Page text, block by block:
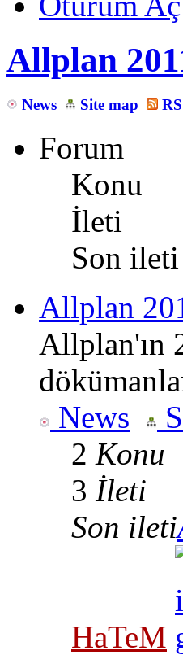
Allplan
News Site map
Forum
Konu
İleti
Son ileti
Allplan
Allplan'ın
News
2 Konu
3 İleti
Son ileti
HaTeM